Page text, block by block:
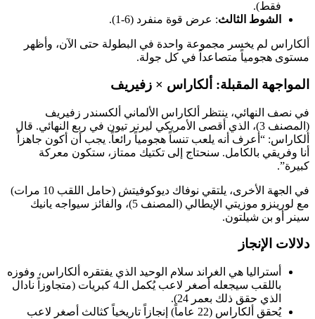
الثالث: عرض قوة منفرد (6-1).
لم يخسر مجموعة واحدة في البطولة حتى الآن، وأظهر
متصاعداً في كل جولة.
المقبلة: ألكاراس × زفيريف
ينتظر ألكاراس الألماني ألكسندر زفيريف
(المصنف 3)، الذي أقصى الأمريكي ليرنر تيون في ربع النهائي. قال
“أعرف أنه يلعب تنساً هجومياً رائعاً. يجب أن أكون جاهزاً
بالكامل. سنحتاج إلى تكتيك ممتاز، ستكون معركة
في الجهة الأخرى، يلتقي نوفاك ديوكوفيتش (حامل اللقب 10 مرات)
مع لورينزو موزيتي الإيطالي (المصنف 5)، والفائز سيواجه يانيك
بن شيلتون.
هي الغراند سلام الوحيد الذي يفتقره ألكاراس، وفوزه
باللقب سيجعله أصغر لاعب يُكمل الـ4 كبريات (متجاوزاً نادال
حقق ذلك بعمر 24).
يُحقق ألكاراس (22 عاماً) إنجازاً تاريخياً كثالث أصغر لاعب